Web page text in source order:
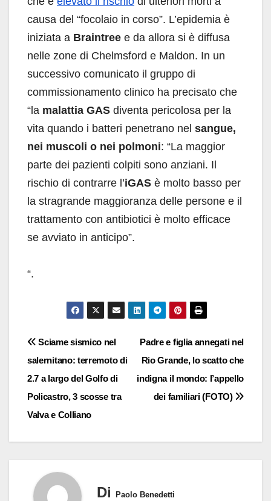
causa del “focolaio in corso”. L’epidemia è
iniziata a Braintree e da allora si è diffusa
nelle zone di Chelmsford e Maldon. In un
successivo comunicato il gruppo di
commissionamento clinico ha precisato che
“la malattia GAS diventa pericolosa per la
vita quando i batteri penetrano nel sangue,
nei muscoli o nei polmoni: “La maggior
parte dei pazienti colpiti sono anziani. Il
rischio di contrarre l’iGAS è molto basso per
la stragrande maggioranza delle persone e il
trattamento con antibiotici è molto efficace
se avviato in anticipo”.
“.
Navigazione
articoli
Padre e figlia annegati nel
Rio Grande, lo scatto che
indigna il mondo: l’appello
dei familiari (FOTO)
Sciame sismico nel
salernitano: terremoto di
2.7 a largo del Golfo di
Policastro, 3 scosse tra
Valva e Colliano
Di Paolo Benedetti